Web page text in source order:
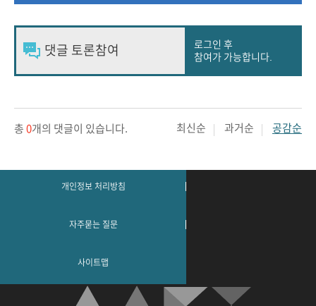
로그인 후
참여가 가능합니다.
총 0개의 댓글이 있습니다. 최신순 과거순 공감순
개인정보 처리방침
자주묻는 질문
사이트맵